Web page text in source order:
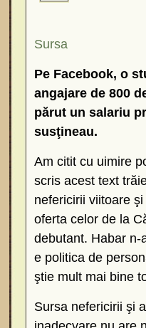
Sursa
Pe Facebook, o
angajare de 800
părut un salariu
susţineau.
Am citit cu uimire
scris acest text
nefericirii viitoare
oferta celor de la
debutant. Habar n-
e politica de
ştie mult mai bine
Sursa nefericirii şi